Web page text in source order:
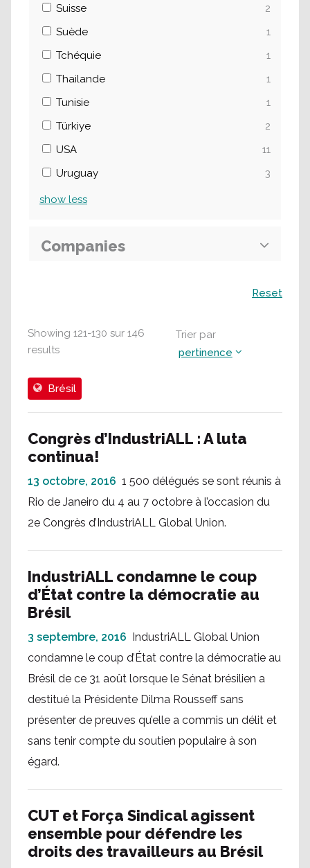
Showing 121-130 sur 146
results
Trier par
pertinence
Brésil
Congrès d’IndustriALL : A luta
continua!
13 octobre, 2016 1 500 délégués se sont réunis à
Rio de Janeiro du 4 au 7 octobre à l’occasion du
2e Congrès d’IndustriALL Global Union.
IndustriALL condamne le coup
d’État contre la démocratie au
Brésil
3 septembre, 2016 IndustriALL Global Union
condamne le coup d’État contre la démocratie au
Brésil de ce 31 août lorsque le Sénat brésilien a
destitué la Présidente Dilma Rousseff sans
présenter de preuves qu’elle a commis un délit et
sans tenir compte du soutien populaire à son
égard.
CUT et Força Sindical agissent
ensemble pour défendre les
droits des travailleurs au Brésil
Suisse
2
Suède
1
Tchéquie
1
Thailande
1
Tunisie
1
Türkiye
2
USA
11
Uruguay
3
show less
Companies
Reset